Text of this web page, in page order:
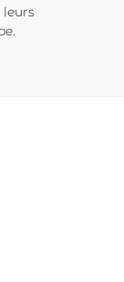
leurs